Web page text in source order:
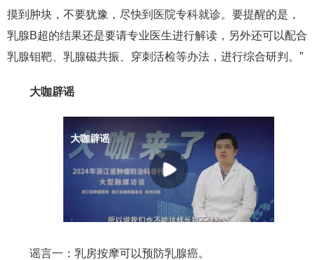
摸到肿块，不要犹豫，尽快到医院专科就诊。要提醒的是，
乳腺B超的结果还是要请专业医生进行解读，另外还可以配合
乳腺钼靶、乳腺磁共振、穿刺活检等办法，进行综合研判。”
大咖辟谣
谣言一：乳房按摩可以预防乳腺癌。